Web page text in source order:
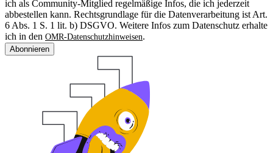
ich als Community-Mitglied regelmäßige Infos, die ich jederzeit
abbestellen kann. Rechtsgrundlage für die Datenverarbeitung ist Art.
6 Abs. 1 S. 1 lit. b) DSGVO. Weitere Infos zum Datenschutz erhalte
ich in den OMR-Datenschutzhinweisen.
Abonnieren